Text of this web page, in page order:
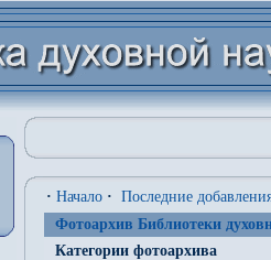
· Начало · Последние
Фотоархив Библиотеки
Категории фотоархива